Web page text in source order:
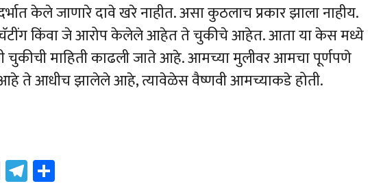
केले जाणारे दावे खरे नाहीत. असा कुठलाच प्रकार झाला नाहीय.
चॅटींग किंवा जे आरोप केलेले आहेत ते चुकीचे आहेत. आता या केस मध्ये
चुकीची माहिती काढली जाते आहे. आमच्या मुलीवर आमचा पूर्णपणे
आहे ते आधीच झालेले आहे, त्यावेळेस वैष्णवी आमच्याकडे होती.
X Te